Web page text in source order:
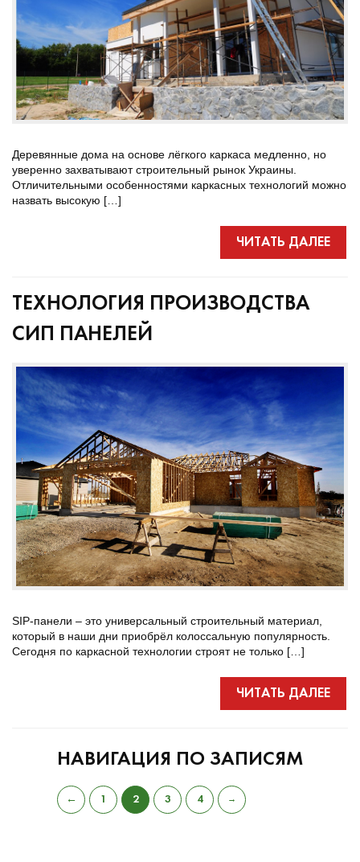
Деревянные дома на основе лёгкого каркаса медленно, но
уверенно захватывают строительный рынок Украины.
Отличительными особенностями каркасных технологий можно
назвать высокую […]
ЧИТАТЬ ДАЛЕЕ
ТЕХНОЛОГИЯ ПРОИЗВОДСТВА
СИП ПАНЕЛЕЙ
SIP-панели – это универсальный строительный материал,
который в наши дни приобрёл колоссальную популярность.
Сегодня по каркасной технологии строят не только […]
ЧИТАТЬ ДАЛЕЕ
НАВИГАЦИЯ ПО ЗАПИСЯМ
← 1 2 3 4 →